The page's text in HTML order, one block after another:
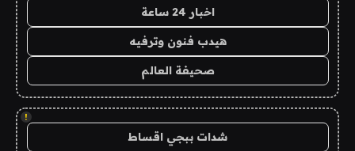
اخبار 24 ساعة
هيدب فنون وترفيه
صحيفة العالم
!
شدات ببجي اقساط